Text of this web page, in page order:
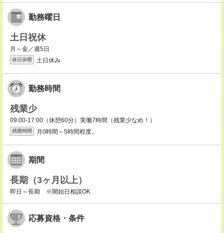
勤務曜日
土日祝休
月～金／週5日
休日休暇 土日休み
勤務時間
残業少
09:00-17:00（休憩60分）実働7時間（残業少なめ！）
残業時間 月0時間～5時間程度。
期間
長期（3ヶ月以上）
即日～長期 ※開始日相談OK
応募資格・条件